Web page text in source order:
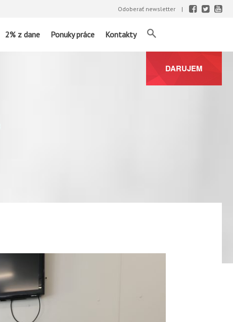
Odoberať newsletter
2% z dane Ponuky práce Kontakty
DARUJEM